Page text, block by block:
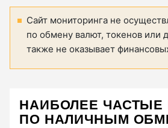
Сайт мониторинга не
по обмену валют, токенов или
также не оказывает
НАИБОЛЕЕ
ПО НАЛИЧНЫМ